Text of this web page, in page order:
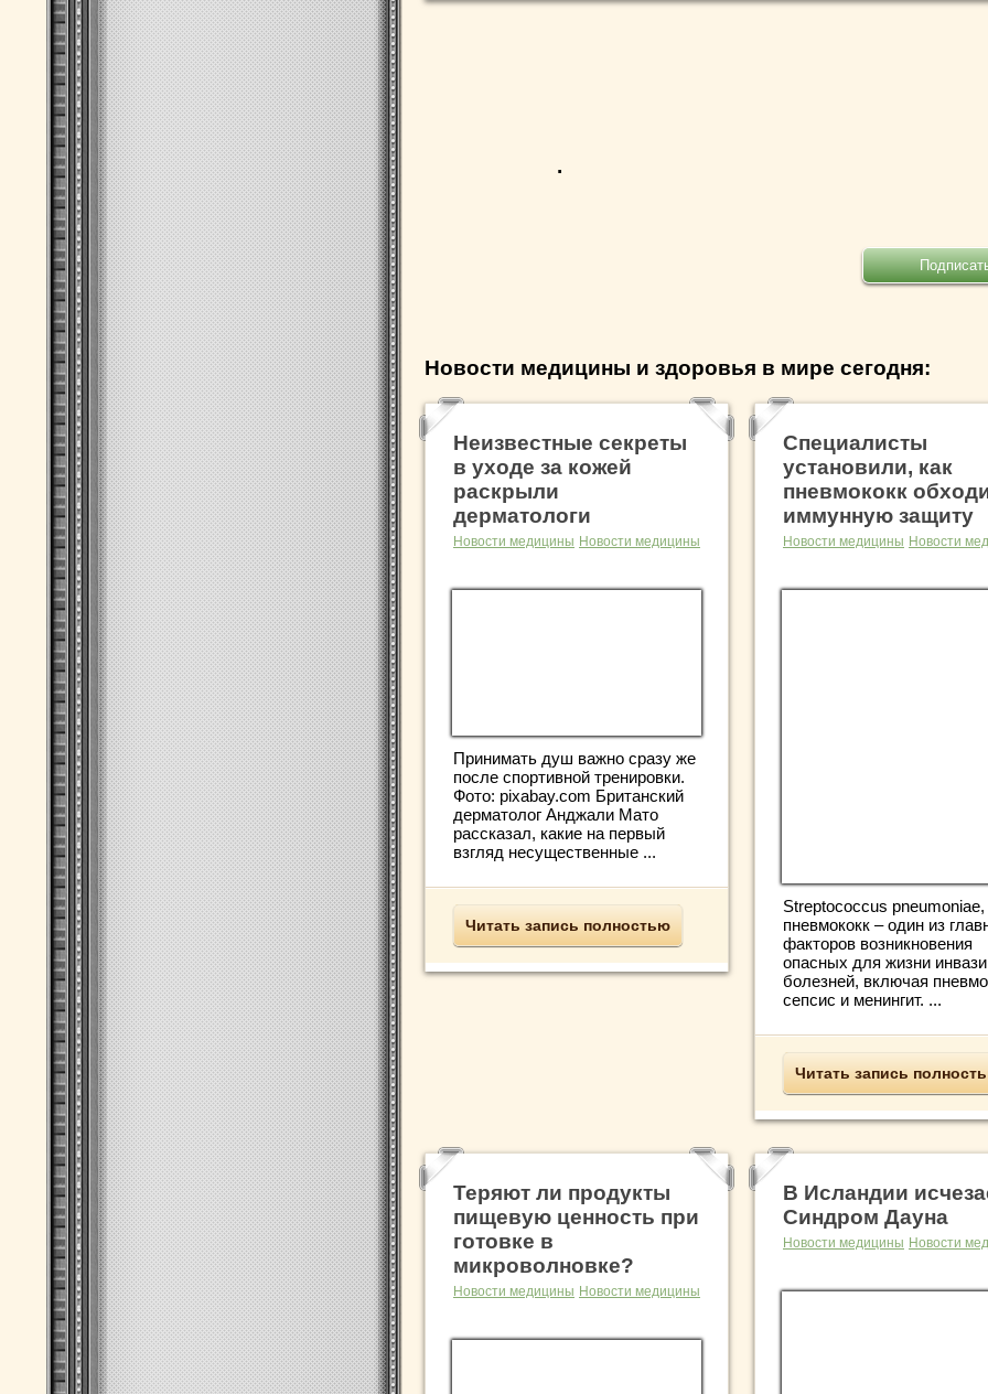
.
Новости медицины и здоровья в мире сегодня:
Неизвестные секреты
в уходе за кожей
раскрыли
дерматологи
Новости медицины Новости медицины
Принимать душ важно сразу же
после спортивной тренировки.
Фото: pixabay.com Британский
дерматолог Анджали Мато
рассказал, какие на первый
взгляд несущественные ...
Читать запись полностью
Специалисты
установили, как
пневмококк
иммунную защиту
Новости медицины Новости
Streptococcus
пневмококк – один из
факторов возникновения
опасных для жизни
болезней, включая
сепсис и менингит. ...
Читать запись
Теряют ли продукты
пищевую ценность при
готовке в
микроволновке?
Новости медицины Новости медицины
В Исландии
Синдром Дауна
Новости медицины Новости